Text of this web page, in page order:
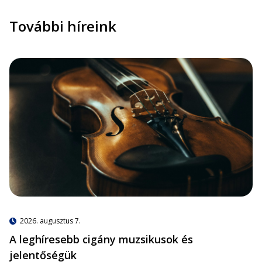
További híreink
2026. augusztus 7.
A leghíresebb cigány muzsikusok és
jelentőségük